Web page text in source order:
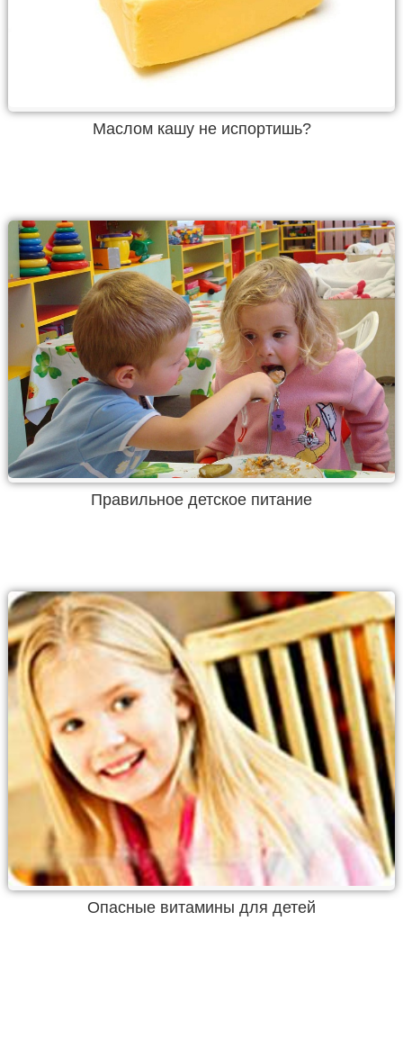
Маслом кашу не испортишь?
Правильное детское питание
Опасные витамины для детей